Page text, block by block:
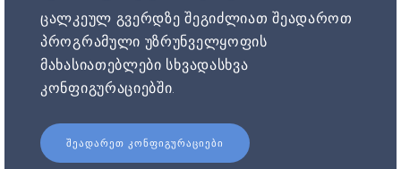
ცალკეულ გვერდზე შეგიძლიათ შეადაროთ
პროგრამული უზრუნველყოფის
მახასიათებლები სხვადასხვა
კონფიგურაციებში.
ᲨᲔᲐᲓᲐᲠᲔᲗ ᲙᲝᲜᲤᲘᲒᲣᲠᲐᲪᲘᲔᲑᲘ